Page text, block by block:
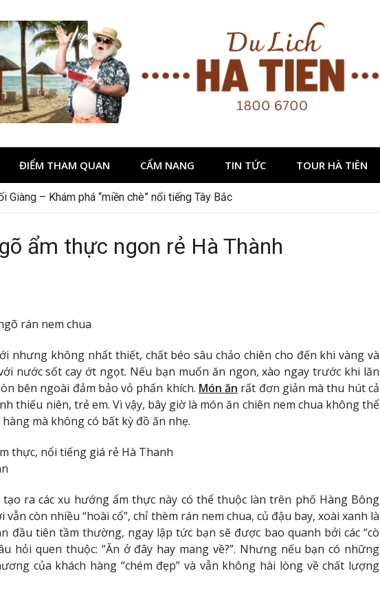
ĐIỂM THAM QUAN CẨM NANG TIN TỨC TOUR HÀ TIÊN
Giàng – Khám phá “miền chè” nổi tiếng Tây Bắc
ẩm thực ngon rẻ Hà Thành
rán nem chua
nhưng không nhất thiết, chất béo sâu chảo chiên cho đến khi vàng và
nước sốt cay ớt ngọt. Nếu bạn muốn ăn ngon, xào ngay trước khi lăn
bên ngoài đảm bảo vỏ phấn khích. Món ăn rất đơn giản mà thu hút cả
thiếu niên, trẻ em. Vì vậy, bây giờ là món ăn chiên nem chua không thể
mà không có bất kỳ đồ ăn nhẹ.
thực, nổi tiếng giá rẻ Hà Thanh
ra các xu hướng ẩm thực này có thể thuộc làn trên phố Hàng Bông
còn nhiều “hoài cổ”, chỉ thèm rán nem chua, củ đậu bay, xoài xanh là
đầu tiên tầm thường, ngay lập tức bạn sẽ được bao quanh bởi các “cò
hỏi quen thuộc: “Ăn ở đây hay mang về?”. Nhưng nếu bạn có những
của khách hàng “chém đẹp” và vẫn không hài lòng về chất lượng